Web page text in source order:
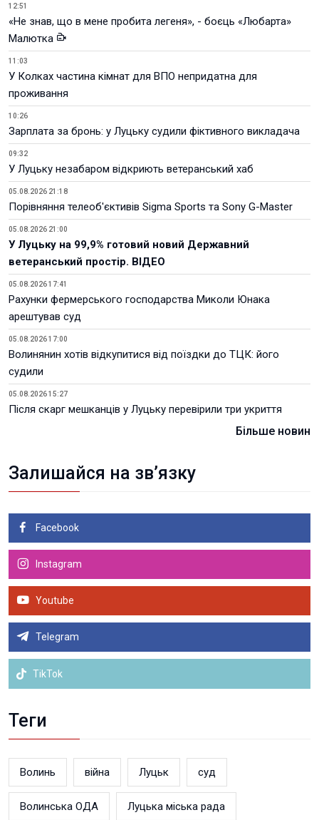
12:51
«Не знав, що в мене пробита легеня», - боєць «Любарта»
Малютка
11:03
У Колках частина кімнат для ВПО непридатна для
проживання
10:26
Зарплата за бронь: у Луцьку судили фіктивного викладача
09:32
У Луцьку незабаром відкриють ветеранський хаб
05.08.2026 21:18
Порівняння телеоб'єктивів Sigma Sports та Sony G-Master
05.08.2026 21:00
У Луцьку на 99,9% готовий новий Державний
ветеранський простір. ВІДЕО
05.08.2026 17:41
Рахунки фермерського господарства Миколи Юнака
арештував суд
05.08.2026 17:00
Волинянин хотів відкупитися від поїздки до ТЦК: його
судили
05.08.2026 15:27
Після скарг мешканців у Луцьку перевірили три укриття
Більше новин
Залишайся на зв’язку
Facebook
Instagram
Youtube
Telegram
TikTok
Теги
Волинь війна Луцьк суд
Волинська ОДА Луцька міська рада